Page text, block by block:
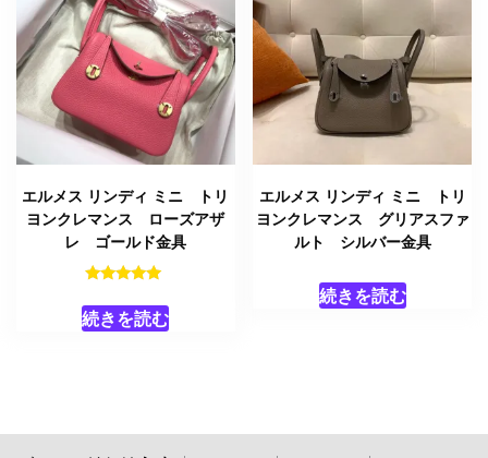
エルメス リンディ ミニ トリ
ヨンクレマンス ローズアザ
レ ゴールド金具
5.00
の評価
続きを読む
エルメス リンディ ミニ トリ
ヨンクレマンス グリアスファ
ルト シルバー金具
続きを読む